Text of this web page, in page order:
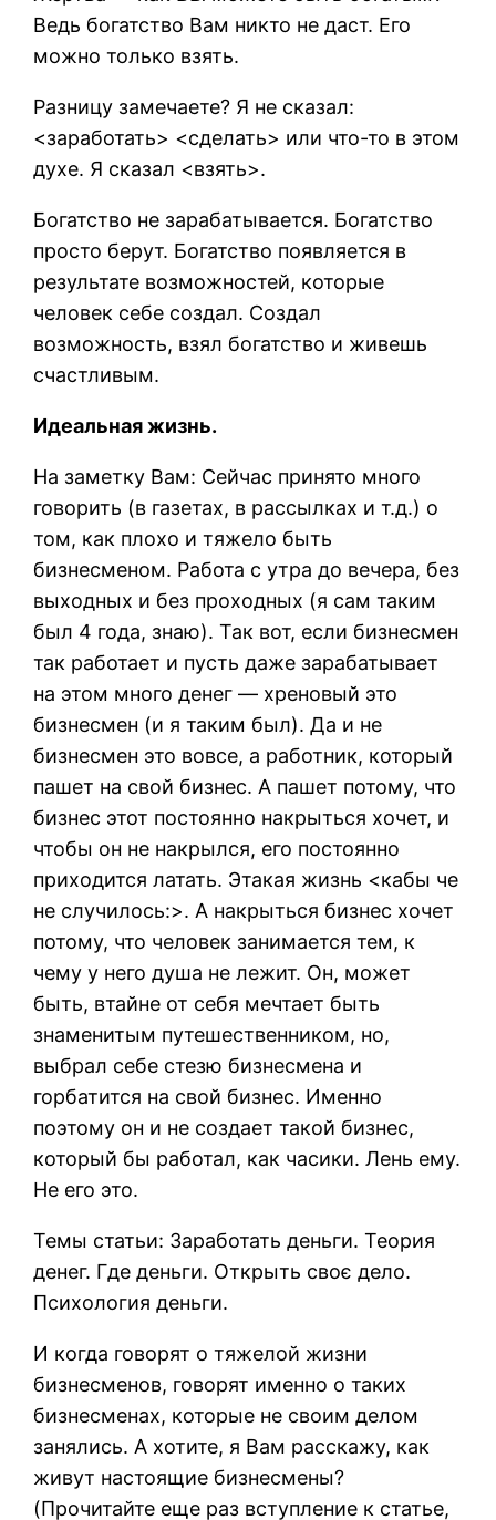
Ведь богатство Вам никто не даст. Его
можно только взять.
Разницу замечаете? Я не сказал:
<заработать> <сделать> или что-то в этом
духе. Я сказал <взять>.
Богатство не зарабатывается. Богатство
просто берут. Богатство появляется в
результате возможностей, которые
человек себе создал. Создал
возможность, взял богатство и живешь
счастливым.
Идеальная жизнь.
На заметку Вам: Сейчас принято много
говорить (в газетах, в рассылках и т.д.) о
том, как плохо и тяжело быть
бизнесменом. Работа с утра до вечера, без
выходных и без проходных (я сам таким
был 4 года, знаю). Так вот, если бизнесмен
так работает и пусть даже зарабатывает
на этом много денег — хреновый это
бизнесмен (и я таким был). Да и не
бизнесмен это вовсе, а работник, который
пашет на свой бизнес. А пашет потому, что
бизнес этот постоянно накрыться хочет, и
чтобы он не накрылся, его постоянно
приходится латать. Этакая жизнь <кабы че
не случилось:>. А накрыться бизнес хочет
потому, что человек занимается тем, к
чему у него душа не лежит. Он, может
быть, втайне от себя мечтает быть
знаменитым путешественником, но,
выбрал себе стезю бизнесмена и
горбатится на свой бизнес. Именно
поэтому он и не создает такой бизнес,
который бы работал, как часики. Лень ему.
Не его это.
Темы статьи: Заработать деньги. Теория
денег. Где деньги. Открыть своє дело.
Психология деньги.
И когда говорят о тяжелой жизни
бизнесменов, говорят именно о таких
бизнесменах, которые не своим делом
занялись. А хотите, я Вам расскажу, как
живут настоящие бизнесмены?
(Прочитайте еще раз вступление к статье,